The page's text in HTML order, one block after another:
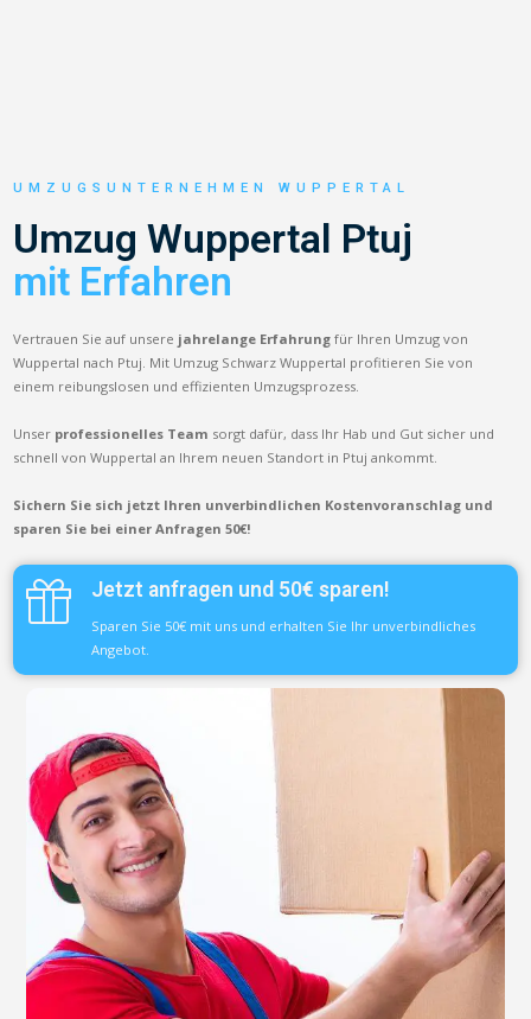
UMZUGSUNTERNEHMEN WUPPERTAL
Umzug Wuppertal Ptuj
mit Erfahren
Vertrauen Sie auf unsere jahrelange Erfahrung für Ihren Umzug von
Wuppertal nach Ptuj. Mit Umzug Schwarz Wuppertal profitieren Sie von
einem reibungslosen und effizienten Umzugsprozess.
Unser professionelles Team sorgt dafür, dass Ihr Hab und Gut sicher und
schnell von Wuppertal an Ihrem neuen Standort in Ptuj ankommt.
Sichern Sie sich jetzt Ihren unverbindlichen Kostenvoranschlag und
sparen Sie bei einer Anfragen 50€!
Jetzt anfragen und 50€ sparen!
Sparen Sie 50€ mit uns und erhalten Sie Ihr unverbindliches
Angebot.